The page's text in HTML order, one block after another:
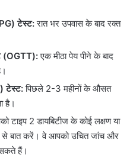
टेस्ट:रात भर उपवास के बाद रक्त
(OGTT):एक मीठा पेय पीने के बाद
टेस्ट:पिछले 2-3 महीनों के औसत
है।
टाइप 2 डायबिटीज के कोई लक्षण या
से बात करें। वे आपको उचित जांच और
हैं।